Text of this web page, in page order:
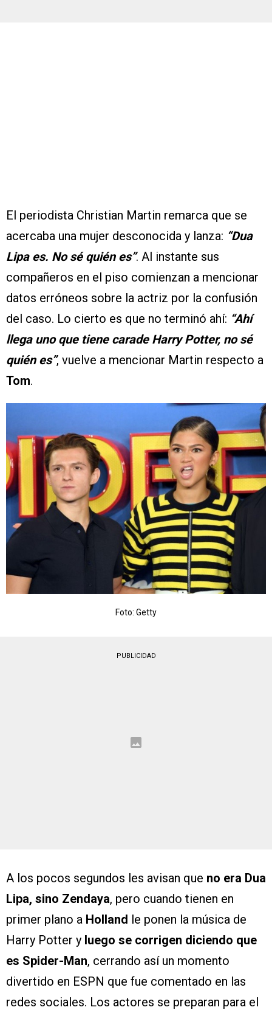
El periodista Christian Martin remarca que se
acercaba una mujer desconocida y lanza: “Dua
Lipa es. No sé quién es”. Al instante sus
compañeros en el piso comienzan a mencionar
datos erróneos sobre la actriz por la confusión
del caso. Lo cierto es que no terminó ahí: “Ahí
llega uno que tiene carade Harry Potter, no sé
quién es”, vuelve a mencionar Martin respecto a
Tom.
Foto: Getty
PUBLICIDAD
A los pocos segundos les avisan que no era Dua
Lipa, sino Zendaya, pero cuando tienen en
primer plano a Holland le ponen la música de
Harry Potter y luego se corrigen diciendo que
es Spider-Man, cerrando así un momento
divertido en ESPN que fue comentado en las
redes sociales. Los actores se preparan para el